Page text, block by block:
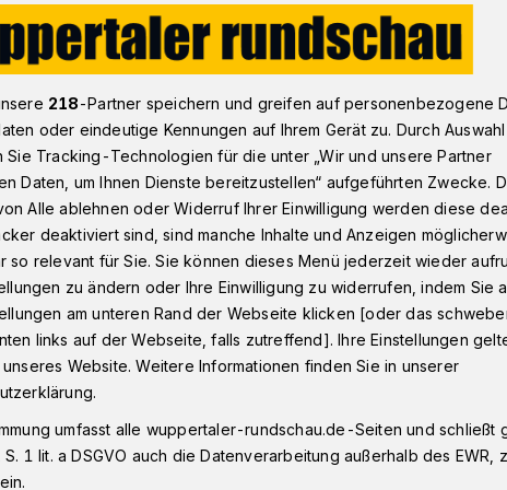
​zu Arealen an der Linderhauser Straße
und überfällig,
Ideallösung für die
13. Juli 2024
218-Partner speichern und greifen auf personenbezogene
oder eindeutige Kennungen auf Ihrem Gerät zu. Durch
Sie Tracking-Technologien für die unter „Wir und unsere Partner
Daten, um Ihnen Dienste bereitzustellen“ aufgeführten Zwecke.
Alle ablehnen oder Widerruf Ihrer Einwilligung werden diese
deaktiviert sind, sind manche Inhalte und Anzeigen
so relevant für Sie. Sie können dieses Menü jederzeit wieder
zu ändern oder Ihre Einwilligung zu widerrufen, indem Sie
am unteren Rand der Webseite klicken [oder das
links auf der Webseite, falls zutreffend]. Ihre Einstellungen
Website. Weitere Informationen finden Sie in unserer
umfasst alle wuppertaler-rundschau.de-Seiten und schließt
1 lit. a DSGVO auch die Datenverarbeitung außerhalb des EWR,